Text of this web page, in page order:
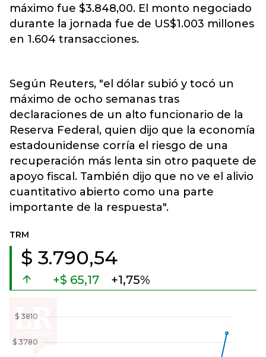
máximo fue $3.848,00. El monto negociado
durante la jornada fue de US$1.003 millones
en 1.604 transacciones.
Según Reuters, "el dólar subió y tocó un
máximo de ocho semanas tras
declaraciones de un alto funcionario de la
Reserva Federal, quien dijo que la economía
estadounidense corría el riesgo de una
recuperación más lenta sin otro paquete de
apoyo fiscal. También dijo que no ve el alivio
cuantitativo abierto como una parte
importante de la respuesta".